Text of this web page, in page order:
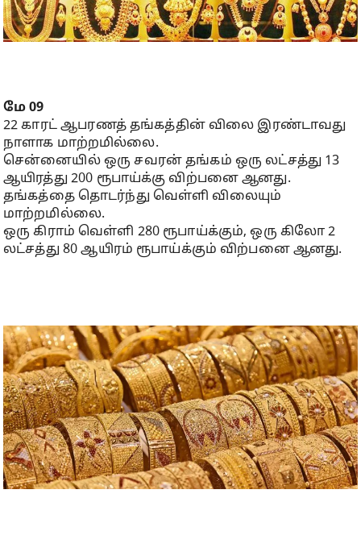
மே 09
22 காரட் ஆபரணத் தங்கத்தின் விலை இரண்டாவது
நாளாக மாற்றமில்லை.
சென்னையில் ஒரு சவரன் தங்கம் ஒரு லட்சத்து 13
ஆயிரத்து 200 ரூபாய்க்கு விற்பனை ஆனது.
தங்கத்தை தொடர்ந்து வெள்ளி விலையும்
மாற்றமில்லை.
ஒரு கிராம் வெள்ளி 280 ரூபாய்க்கும், ஒரு கிலோ 2
லட்சத்து 80 ஆயிரம் ரூபாய்க்கும் விற்பனை ஆனது.